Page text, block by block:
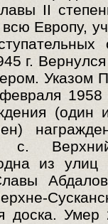
II
Европу,
г.
Указом
1958
(один
из улиц
доска. Умер